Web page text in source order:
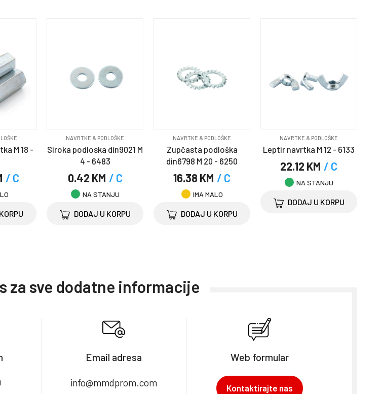
M 18 -
/ C
NAVRTKE & PODLOŠKE
Siroka podloska din9021 M
4 - 6483
0.42 KM / C
NA STANJU
DODAJ U KORPU
NAVRTKE & PODLOŠKE
Zupčasta podloška
din6798 M 20 - 6250
16.38 KM / C
IMA MALO
DODAJ U KORPU
NAVRTKE & PODLOŠKE
Leptir navrtka M 12 - 6133
22.12 KM / C
NA STANJU
DODAJ U KORPU
za sve dodatne informacije
Email adresa
info@mmdprom.com
Web formular
Kontaktirajte nas